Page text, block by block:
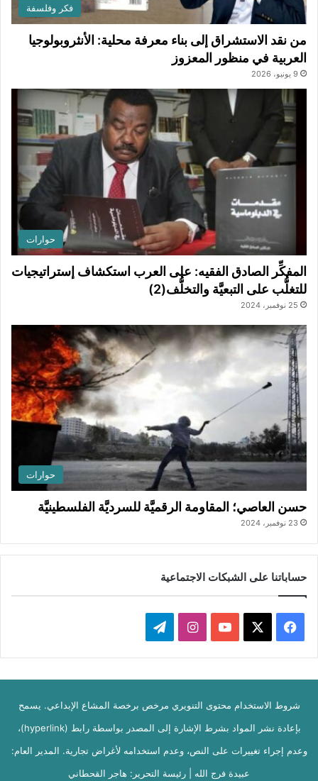
فكر وفلسفة
من نقد الاستشراق إلى بناء معرفة محلية: الأنثروبولوجيا
العربية في منظور المعزوز
9 يونيو، 2026
حوارات
المفكِّر الصادق الفقيه: على العرب استكشاف إستراتيجيات
للتغلُّب على التبعيَّة والتخلُّف(2)
25 نوفمبر، 2024
حوارات
حسن العاصي؛ المقاومة الرقميَّة للسرديَّة الفلسطينيَّة
23 نوفمبر، 2024
حساباتنا على الشبكات الاجتماعية
فيسبوك ‫YouTubeانستقرامتيلقرام
شروط الاستخدام محتوى التنويري مرخص برخصة المشاع الإبداعي. يسمح
بإعادة نشر المواد بشرط الإشارة إلى المصدر بواسطة رابط (hyperlink)،
وعدم إجراء تغييرات على النص، وعدم استخدامه لأغراض تجارية. المدير العام:
عبيدة فرج الله | رئيسة التحرير: هاجر القحطاني